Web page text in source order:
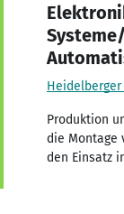
Heidelberger
Produktion
die Montage
den Einsatz